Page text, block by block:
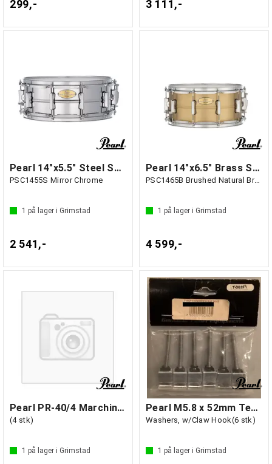
299,- 3 111,-
Pearl 14"x5.5" Steel Shell Snare Drum
PSC1455S Mirror Chrome
1 på lager i Grimstad
2 541,-
Pearl 14"x6.5" Brass Shell Snare Drum
PSC1465B Brushed Natural Brass
1 på lager i Grimstad
4 599,-
Pearl PR-40/4 Marching bass drum feet
(4 stk)
1 på lager i Grimstad
Pearl M5.8 x 52mm Tension Rods &
Washers, w/Claw Hook(6 stk)
1 på lager i Grimstad